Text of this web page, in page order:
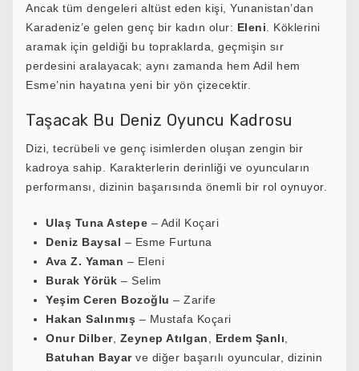
Ancak tüm dengeleri altüst eden kişi, Yunanistan’dan
Karadeniz’e gelen genç bir kadın olur: Eleni . Köklerini
aramak için geldiği bu topraklarda, geçmişin sır
perdesini aralayacak; aynı zamanda hem Adil hem
Esme’nin hayatına yeni bir yön çizecektir.
Taşacak Bu Deniz Oyuncu Kadrosu
Dizi, tecrübeli ve genç isimlerden oluşan zengin bir
kadroya sahip. Karakterlerin derinliği ve oyuncuların
performansı, dizinin başarısında önemli bir rol oynuyor.
Ulaş Tuna Astepe – Adil Koçari
Deniz Baysal – Esme Furtuna
Ava Z. Yaman – Eleni
Burak Yörük – Selim
Yeşim Ceren Bozoğlu – Zarife
Hakan Salınmış – Mustafa Koçari
Onur Dilber, Zeynep Atılgan Erdem Şanlı
Batuhan Bayarve diğer başarılı oyuncular, dizinin